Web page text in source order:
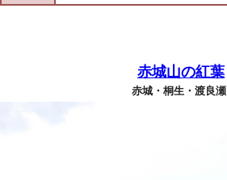
赤城山の紅葉
赤城・桐生・渡良瀬